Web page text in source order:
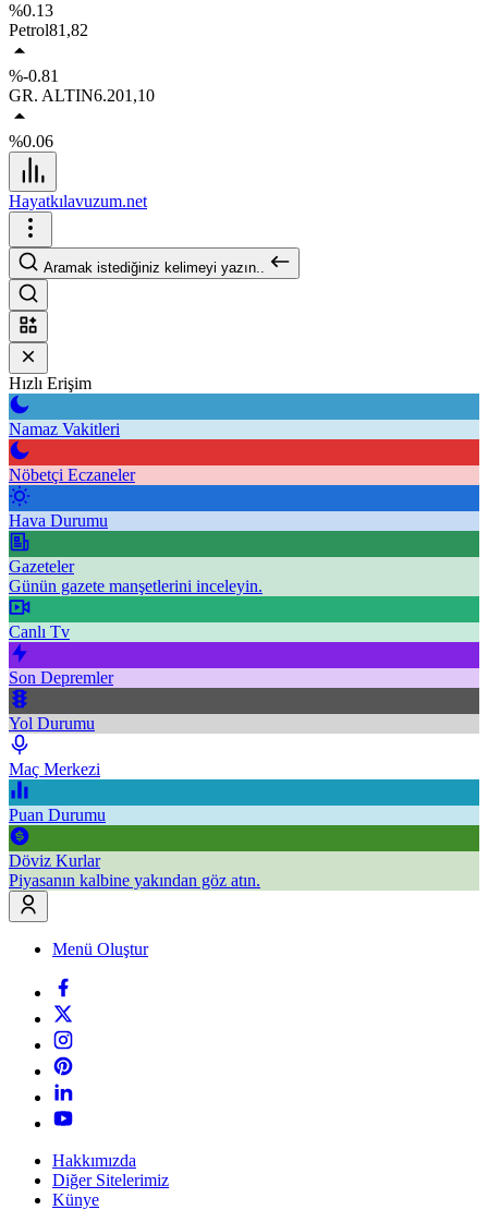
%0.13
Petrol81,82
%-0.81
GR. ALTIN6.201,10
%0.06
Hayatkılavuzum.net
Aramak istediğiniz kelimeyi yazın..
Hızlı Erişim
Namaz Vakitleri
Nöbetçi Eczaneler
Hava Durumu
Gazeteler
Günün gazete manşetlerini inceleyin.
Canlı Tv
Son Depremler
Yol Durumu
Maç Merkezi
Puan Durumu
Döviz Kurlar
Piyasanın kalbine yakından göz atın.
Menü Oluştur
Hakkımızda
Diğer Sitelerimiz
Künye